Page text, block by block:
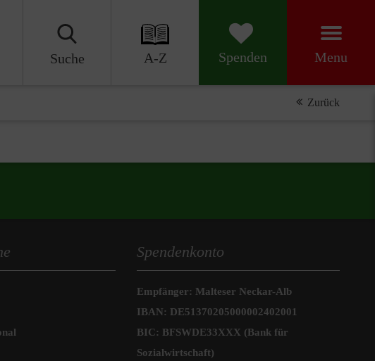
Suche A-Z Spenden Menu
Zurück
Spendenkonto
Empfänger: Malteser Neckar-Alb
IBAN: DE51370205000002402001
BIC: BFSWDE33XXX (Bank für
Sozialwirtschaft)